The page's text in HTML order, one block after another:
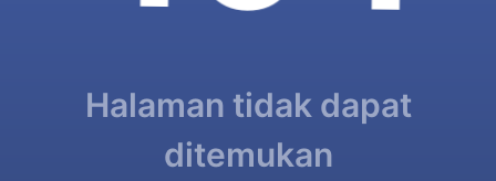
Halaman tidak dapat
ditemukan